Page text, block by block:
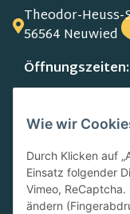
Theodor-Heuss-
56564 Neuwied
Öffnungszeiten:
09.00-13.00 Uhr
15.00-18.00 Uhr
SA:
10.00-13.00 Uhr
Newsletter
Wie wir
Durch Klicken auf
Einsatz folgender
Vimeo,
ändern